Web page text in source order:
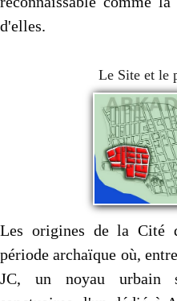
d'elles.
Le Site et le
Les origines de la Cité
période archaïque où,
JC, un noyau urbain